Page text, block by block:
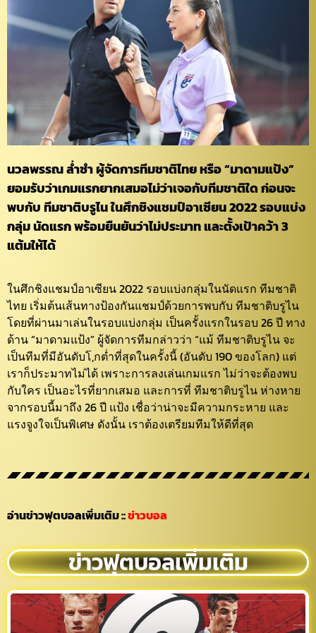
นวลพรรณ ล่ำซำ ผู้จัดการทีมชาติไทย หรือ “มาดามแป้ง”
ยอมรับว่าเกมแรกยากเสมอไม่ว่าเจอกับทีมชาติใด ก่อนจะ
พบกับ ทีมชาติบรูไน ในศึกชิงแชมป์อาเซียน 2022 รอบแบ่ง
กลุ่ม นัดแรก พร้อมยืนยันว่าไม่ประมาท และตั้งเป้าคว้า 3
แต้มให้ได้
ในศึกชิงแชมป์อาเซียน 2022 รอบแบ่งกลุ่มในนัดแรก ทีมชาติ
ไทย เริ่มต้นเส้นทางป้องกันแชมป์ด้วยการพบกับ ทีมชาติบรูไน
โดยที่ผ่านมาเล่นในรอบแบ่งกลุ่ม เป็นครั้งแรกในรอบ 26 ปี ทาง
ด้าน “มาดามแป้ง” ผู้จัดการทีมกล่าวว่า “แม้ ทีมชาติบรูไน จะ
เป็นทีมที่มีอันดับโ,กต่ำที่สุดในครั้งนี้ (อันดับ 190 ของโลก) แต่
เราก็ประมาทไม่ได้ เพราะการลงเล่นเกมแรก ไม่ว่าจะต้องพบ
กับใคร เป็นอะไรที่ยากเสมอ และการที่ ทีมชาติบรูไน ห่างหาย
จากรอบนี้มาถึง 26 ปี แป้ง เชื่อว่าน่าจะมีความกระหาย และ
แรงจูงใจเป็นพิเศษ ดังนั้น เราต้องเตรียมทีมให้ดีที่สุด
อ่านข่าวฟุตบอลเพิ่มเติม::ข่าวบอล
ข่าวฟุตบอลเพิ่มเติม